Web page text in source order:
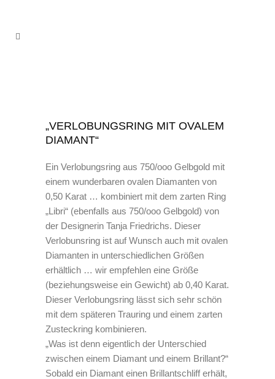
„VERLOBUNGSRING MIT OVALEM
DIAMANT“
Ein Verlobungsring aus 750/ooo Gelbgold mit
einem wunderbaren ovalen Diamanten von
0,50 Karat … kombiniert mit dem zarten Ring
„Libri“ (ebenfalls aus 750/ooo Gelbgold) von
der Designerin Tanja Friedrichs. Dieser
Verlobunsring ist auf Wunsch auch mit ovalen
Diamanten in unterschiedlichen Größen
erhältlich … wir empfehlen eine Größe
(beziehungsweise ein Gewicht) ab 0,40 Karat.
Dieser Verlobungsring lässt sich sehr schön
mit dem späteren Trauring und einem zarten
Zusteckring kombinieren.
„Was ist denn eigentlich der Unterschied
zwischen einem Diamant und einem Brillant?“
Sobald ein Diamant einen Brillantschliff erhält,